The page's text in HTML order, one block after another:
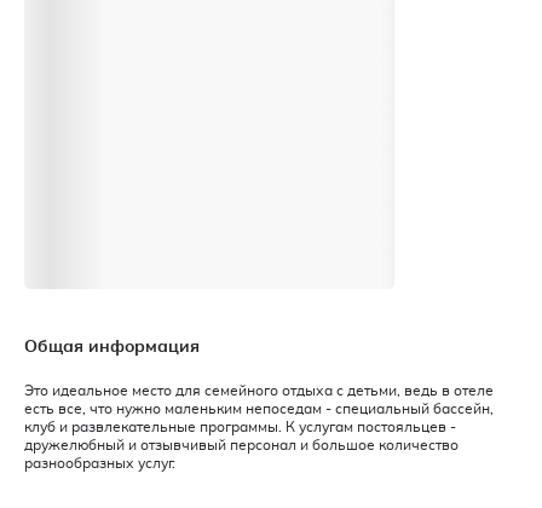
Общая информация
Это идеальное место для семейного отдыха с детьми, ведь в отеле
есть все, что нужно маленьким непоседам - специальный бассейн,
клуб и развлекательные программы. К услугам постояльцев -
дружелюбный и отзывчивый персонал и большое количество
разнообразных услуг.